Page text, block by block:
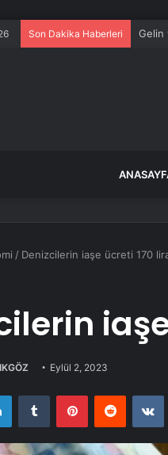
Son Dakika Haberleri Delhi
/ Denizcilerin iaşe ücreti 170
Eylül 2, 2023
LinkedInTumblr PinterestReddit